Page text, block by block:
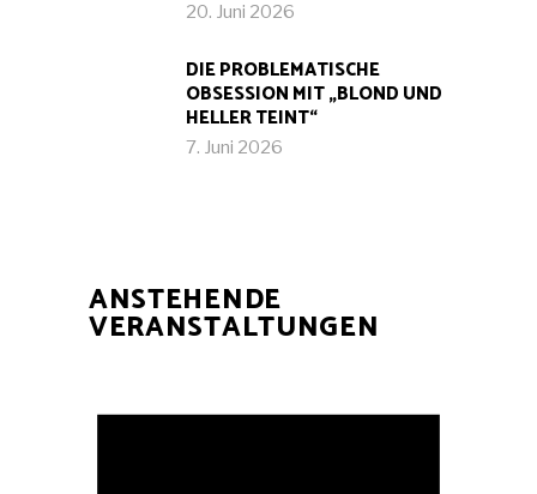
20. Juni 2026
DIE PROBLEMATISCHE
OBSESSION MIT „BLOND UND
HELLER TEINT“
7. Juni 2026
ANSTEHENDE
VERANSTALTUNGEN